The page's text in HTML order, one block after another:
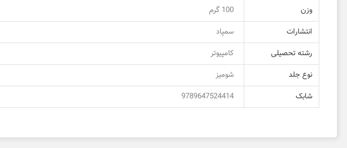
وزن
100 گرم
انتشارات
سمپاد
رشته تحصیلی
کامپیوتر
نوع جلد
شومیز
شابک
9789647524414